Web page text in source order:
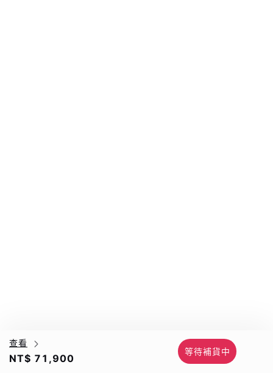
查看
NT$ 71,900
等待補貨中